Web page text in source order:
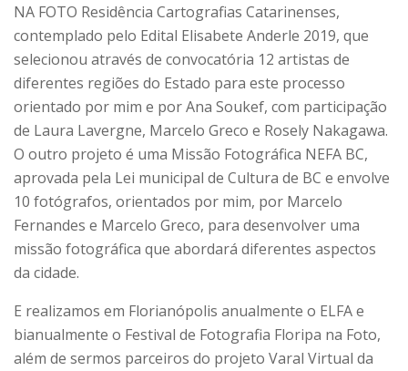
NA FOTO Residência Cartografias Catarinenses,
contemplado pelo Edital Elisabete Anderle 2019, que
selecionou através de convocatória 12 artistas de
diferentes regiões do Estado para este processo
orientado por mim e por Ana Soukef, com participação
de Laura Lavergne, Marcelo Greco e Rosely Nakagawa.
O outro projeto é uma Missão Fotográfica NEFA BC,
aprovada pela Lei municipal de Cultura de BC e envolve
10 fotógrafos, orientados por mim, por Marcelo
Fernandes e Marcelo Greco, para desenvolver uma
missão fotográfica que abordará diferentes aspectos
da cidade.
E realizamos em Florianópolis anualmente o ELFA e
bianualmente o Festival de Fotografia Floripa na Foto,
além de sermos parceiros do projeto Varal Virtual da